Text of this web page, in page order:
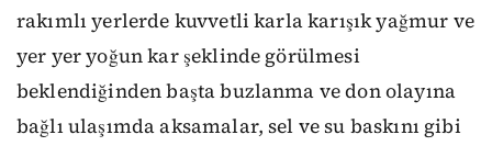
rakımlı yerlerde kuvvetli karla karışık yağmur ve
yer yer yoğun kar şeklinde görülmesi
beklendiğinden başta buzlanma ve don olayına
bağlı ulaşımda aksamalar, sel ve su baskını gibi